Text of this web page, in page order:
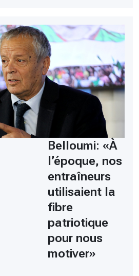
Belloumi: «À
l’époque, nos
entraîneurs
utilisaient la
fibre
patriotique
pour nous
motiver»